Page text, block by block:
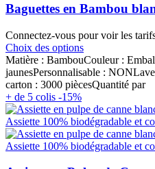
Baguettes en Bambou
Connectez-vous pour voir les
Choix des options
Matière : BambouCouleur :
jaunesPersonnalisable :
carton : 3000 piècesQuantité par
+ de 5 colis -15%